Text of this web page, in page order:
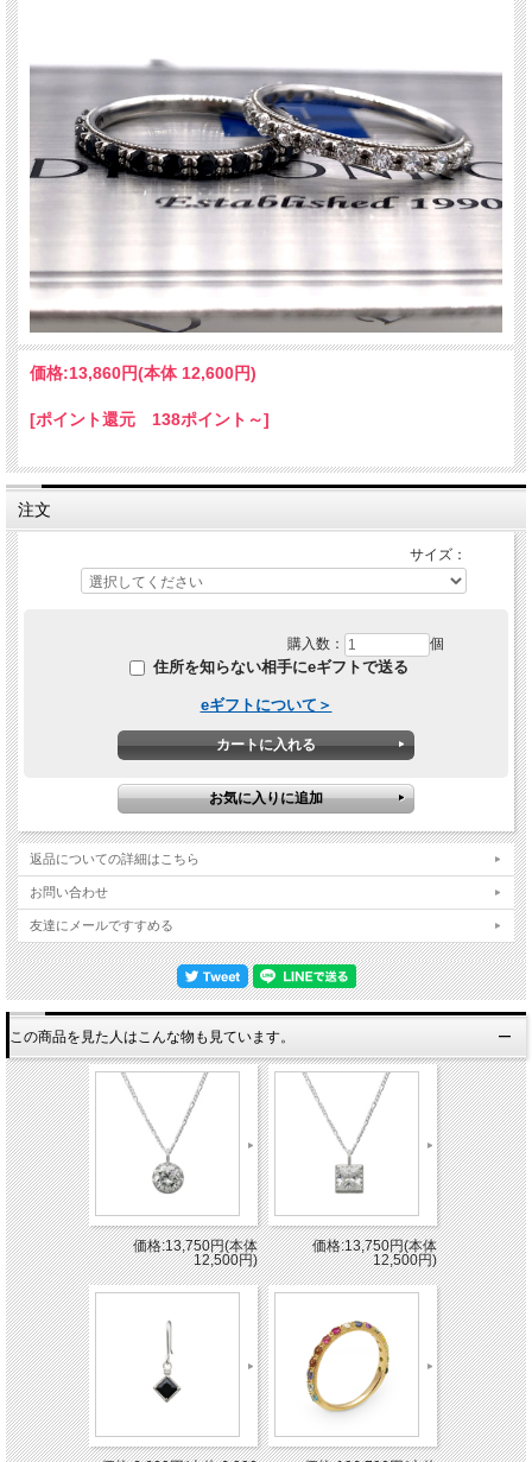
価格:13,860円(本体 12,600円)
[ポイント還元 138ポイント～]
注文
サイズ：
購入数： 個
住所を知らない相手にeギフトで送る
eギフトについて＞
返品についての詳細はこちら
お問い合わせ
友達にメールですすめる
この商品を見た人はこんな物も見ています。
価格:13,750円(本体
12,500円)
価格:13,750円(本体
12,500円)